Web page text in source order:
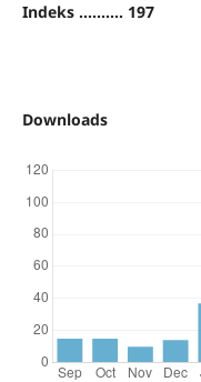
Indeks .......... 197
Downloads